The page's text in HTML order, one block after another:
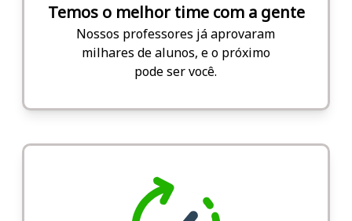
Temos o melhor time com a gente
Nossos professores já aprovaram
milhares de alunos, e o próximo
pode ser você.